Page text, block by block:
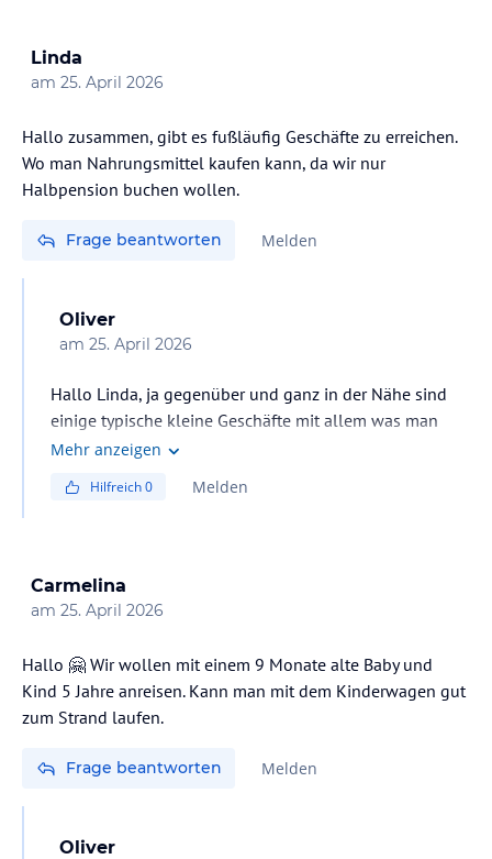
Wenn Sie etwas mit an den Strand nehmen möchten,
stellen wir außerdem Take-away-Boxen zur Verfügung,
am Meer mitnehmen können.
Mit freundlichen Grüßen,
Nicky Nicolai
Linda
am 25. April 2026
Hallo zusammen, gibt es fußläufig Geschäfte zu erreichen.
Wo man Nahrungsmittel kaufen kann, da wir nur
Halbpension buchen wollen.
Frage beantworten Melden
Oliver
am 25. April 2026
Hallo Linda, ja gegenüber und ganz in der Nähe sind
einige typische kleine Geschäfte mit allem was man
braucht. Wir haben auch "nur" HP und finden immer
Mehr anzeigen
Hilfreich0 Melden
Carmelina
am 25. April 2026
Hallo 🤗 Wir wollen mit einem 9 Monate alte Baby und
Kind 5 Jahre anreisen. Kann man mit dem Kinderwagen gut
zum Strand laufen.
Frage beantworten Melden
Oliver